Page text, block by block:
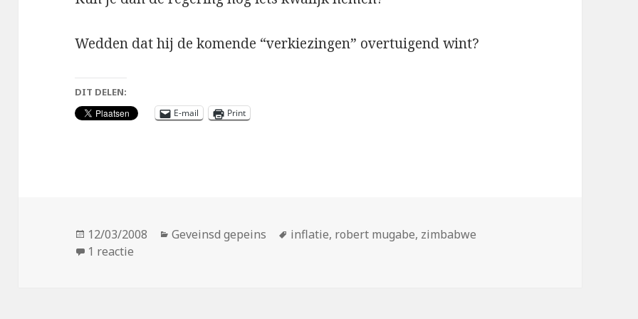
Wedden dat hij de komende “verkiezingen” overtuigend wint?
DIT DELEN:
E-mail Print
Geplaatst
op
12/03/2008 Categorieën
Geveinsd gepeins Tags
inflatie, robert mugabe, zimbabwe
1 reactie